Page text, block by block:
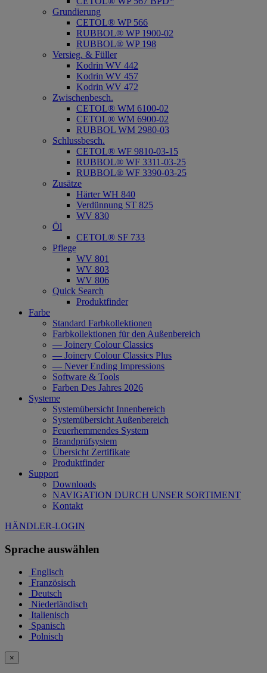
Grundierung
CETOL® WP 566
RUBBOL® WP 1900-02
RUBBOL® WP 198
Versieg. & Füller
Kodrin WV 442
Kodrin WV 457
Kodrin WV 472
Zwischenbesch.
CETOL® WM 6100-02
CETOL® WM 6900-02
RUBBOL WM 2980-03
Schlussbesch.
CETOL® WF 9810-03-15
RUBBOL® WF 3311-03-25
RUBBOL® WF 3390-03-25
Zusätze
Härter WH 840
Verdünnung ST 825
WV 830
Öl
CETOL® SF 733
Pflege
WV 801
WV 803
WV 806
Quick Search
Produktfinder
Farbe
Standard Farbkollektionen
Farbkollektionen für den Außenbereich
— Joinery Colour Classics
— Joinery Colour Classics Plus
— Never Ending Impressions
Software & Tools
Farben Des Jahres 2026
Systeme
Systemübersicht Innenbereich
Systemübersicht Außenbereich
Feuerhemmendes System
Brandprüfsystem
Übersicht Zertifikate
Produktfinder
Support
Downloads
NAVIGATION DURCH UNSER SORTIMENT
Kontakt
HÄNDLER-LOGIN
Sprache auswählen
Englisch
Französisch
Deutsch
Niederländisch
Italienisch
Spanisch
Polnisch
×